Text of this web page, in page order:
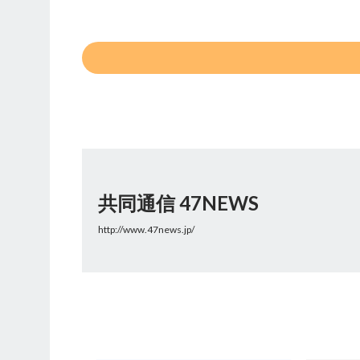
共同通信 47NEWS
http://www.47news.jp/